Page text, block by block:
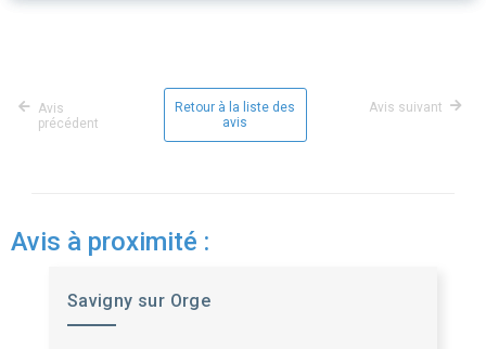
Avis
précédent
Retour à la liste des
avis
Avis suivant
Avis à proximité :
Savigny sur Orge